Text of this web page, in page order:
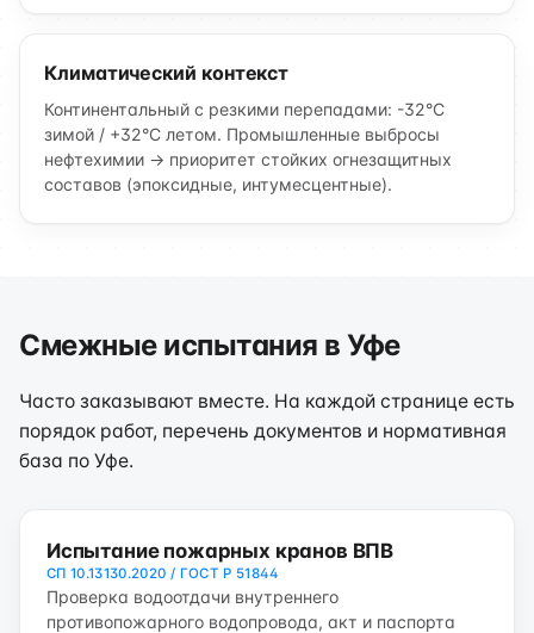
Климатический контекст
Континентальный с резкими перепадами: -32°C
зимой / +32°C летом. Промышленные выбросы
нефтехимии → приоритет стойких огнезащитных
составов (эпоксидные, интумесцентные).
Смежные испытания в Уфе
Часто заказывают вместе. На каждой странице есть
порядок работ, перечень документов и нормативная
база по Уфе.
Испытание пожарных кранов ВПВ
СП 10.13130.2020 / ГОСТ Р 51844
Проверка водоотдачи внутреннего
противопожарного водопровода, акт и паспорта